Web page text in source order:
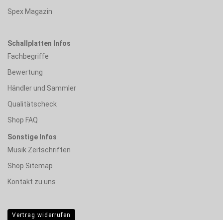
Spex Magazin
Schallplatten Infos
Fachbegriffe
Bewertung
Händler und Sammler
Qualitätscheck
Shop FAQ
Sonstige Infos
Musik Zeitschriften
Shop Sitemap
Kontakt zu uns
Vertrag widerrufen